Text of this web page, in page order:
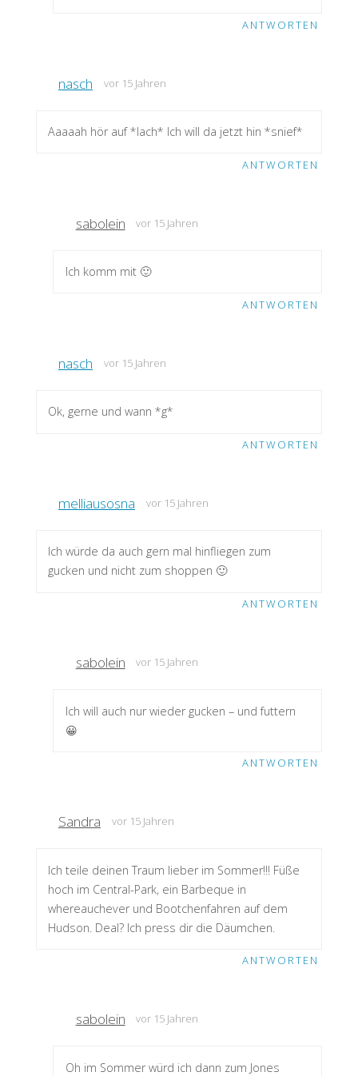
ANTWORTEN
nasch vor 15 Jahren
Aaaaah hör auf *lach* Ich will da jetzt hin *snief*
ANTWORTEN
sabolein vor 15 Jahren
Ich komm mit 🙂
ANTWORTEN
nasch vor 15 Jahren
Ok, gerne und wann *g*
ANTWORTEN
melliausosna vor 15 Jahren
Ich würde da auch gern mal hinfliegen zum
gucken und nicht zum shoppen 🙂
ANTWORTEN
sabolein vor 15 Jahren
Ich will auch nur wieder gucken – und futtern
😀
ANTWORTEN
Sandra vor 15 Jahren
Ich teile deinen Traum lieber im Sommer!!! Füße
hoch im Central-Park, ein Barbeque in
whereauchever und Bootchenfahren auf dem
Hudson. Deal? Ich press dir die Däumchen.
ANTWORTEN
sabolein vor 15 Jahren
Oh im Sommer würd ich dann zum Jones